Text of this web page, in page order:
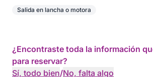
Salida en lancha o motora
¿Encontraste toda la información
para reservar?
Sí, todo bien/No, falta algo